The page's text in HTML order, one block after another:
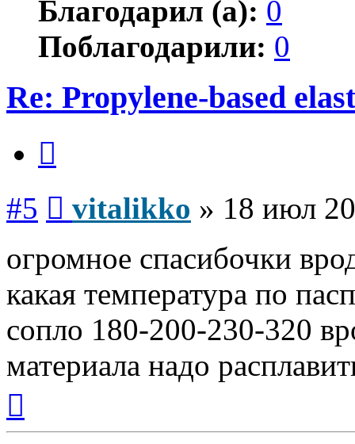
Благодарил (а): 0
Поблагодарили: 0
Re: Propylene-based
#5 vitalikko » 18 июл
огромное спасибочки
какая температура по
сопло 180-200-230-320
материала надо
началу